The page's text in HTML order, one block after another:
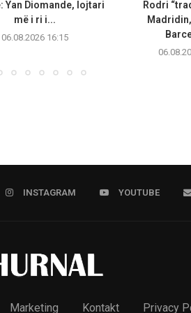
Yan Diomande, lojtari
më i ri i...
06.08.2026 16:15
Rodri
INSTAGRAM YOUTUBE
Marketing Kontakt Privacy